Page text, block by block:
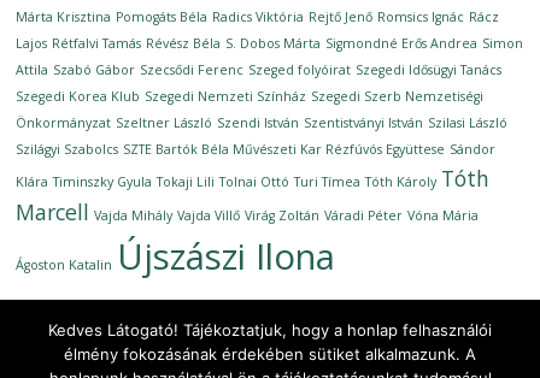
Márta Krisztina Pomogáts Béla Radics Viktória Rejtő Jenő Romsics Ignác Rácz
Lajos Rétfalvi Tamás Révész Béla S. Dobos Márta Sigmondné Erős Andrea Simon
Attila Szabó Gábor Szecsődi Ferenc Szeged folyóirat Szegedi Idősügyi Tanács
Szegedi Korea Klub Szegedi Nemzeti Színház Szegedi Szerb Nemzetiségi
Önkormányzat Szeltner László Szendi István Szentistványi István Szilasi László
Szilágyi Szabolcs SZTE Bartók Béla Művészeti Kar Rézfúvós Együttese Sándor
Klára Timinszky Gyula Tokaji Lili Tolnai Ottó Turi Tímea Tóth Károly Tóth
Marcell Vajda Mihály Vajda Villő Virág Zoltán Váradi Péter Vóna Mária
Ágoston Katalin Újszászi Ilona
Kedves Látogató! Tájékoztatjuk, hogy a honlap felhasználói
élmény fokozásának érdekében sütiket alkalmazunk. A